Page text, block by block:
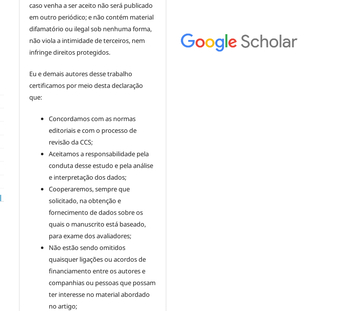
caso venha a ser aceito não será publicado
em outro periódico; e não contém material
difamatório ou ilegal sob nenhuma forma,
não viola a intimidade de terceiros, nem
infringe direitos protegidos.
Eu e demais autores desse trabalho
certificamos por meio desta declaração
que:
Concordamos com as normas
editoriais e com o processo de
revisão da CCS;
Aceitamos a responsabilidade pela
conduta desse estudo e pela análise
e interpretação dos dados;
Cooperaremos, sempre que
solicitado, na obtenção e
fornecimento de dados sobre os
quais o manuscrito está baseado,
para exame dos avaliadores;
Não estão sendo omitidos
quaisquer ligações ou acordos de
financiamento entre os autores e
companhias ou pessoas que possam
ter interesse no material abordado
no artigo;